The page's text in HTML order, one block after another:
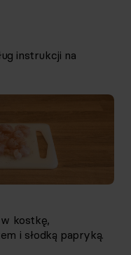
instrukcji na
kostkę,
i słodką papryką.